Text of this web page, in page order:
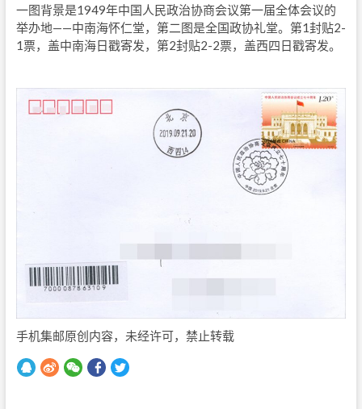
一图背景是1949年中国人民政治协商会议第一届全体会议的
举办地——中南海怀仁堂，第二图是全国政协礼堂。第1封贴2-
1票，盖中南海日戳寄发，第2封贴2-2票，盖西四日戳寄发。
手机集邮原创内容，未经许可，禁止转载